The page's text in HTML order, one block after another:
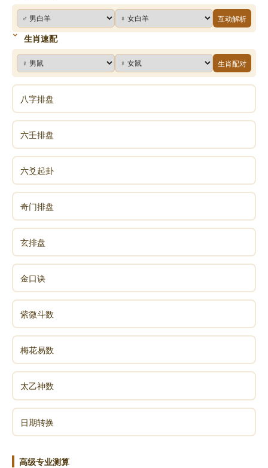
用装饰画或绿植替代镜子，减少光煞影响。
声明：部分内容来于网络，如有侵权，请联系我们删除！以上内容，并
不代表易德轩观点。
互动解析
生肖速配
生肖配对
八字排盘
六壬排盘
六爻起卦
奇门排盘
玄排盘
金口诀
紫微斗数
梅花易数
太乙神数
日期转换
高级专业测算